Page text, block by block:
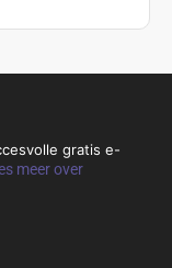
gratis e-
meer over